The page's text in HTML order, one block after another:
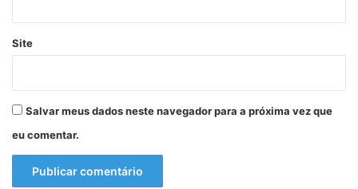
Site
Salvar meus dados neste navegador para a próxima vez que
eu comentar.